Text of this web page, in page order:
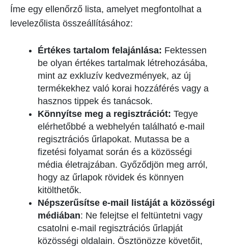
Íme egy ellenőrző lista, amelyet megfontolhat a
levelezőlista összeállításához:
Értékes tartalom felajánlása: Fektessen
be olyan értékes tartalmak létrehozásába,
mint az exkluzív kedvezmények, az új
termékekhez való korai hozzáférés vagy a
hasznos tippek és tanácsok.
Könnyítse meg a regisztrációt: Tegye
elérhetőbbé a webhelyén található e-mail
regisztrációs űrlapokat. Mutassa be a
fizetési folyamat során és a közösségi
média életrajzában. Győződjön meg arról,
hogy az űrlapok rövidek és könnyen
kitölthetők.
Népszerűsítse e-mail listáját a közösségi
médiában: Ne felejtse el feltüntetni vagy
csatolni e-mail regisztrációs űrlapját
közösségi oldalain. Ösztönözze követőit,